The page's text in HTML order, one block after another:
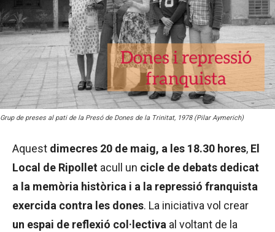
Grup de preses al pati de la Presó de Dones de la Trinitat, 1978 (Pilar Aymerich)
Aquest dimecres 20 de maig, a les 18.30 hores, El
Local de Ripollet acull un cicle de debats dedicat
a la memòria històrica i a la repressió franquista
exercida contra les dones. La iniciativa vol crear
un espai de reflexió col·lectiva al voltant de la